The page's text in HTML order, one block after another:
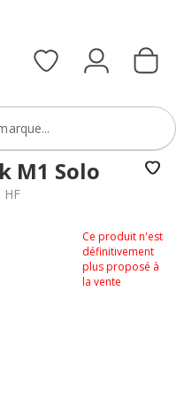
M1 Solo
HF
Ce produit n'est
définitivement
plus proposé à
la vente